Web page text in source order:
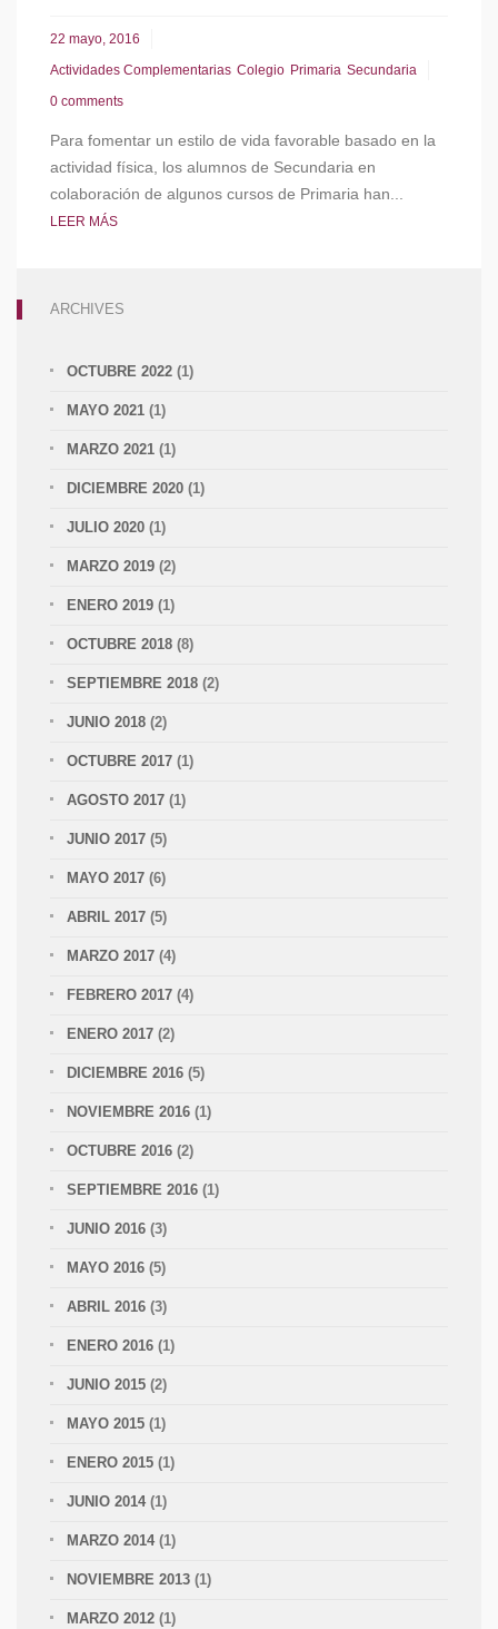
22 mayo, 2016
Actividades Complementarias Colegio Primaria Secundaria
0 comments
Para fomentar un estilo de vida favorable basado en la
actividad física, los alumnos de Secundaria en
colaboración de algunos cursos de Primaria han...
LEER MÁS
ARCHIVES
OCTUBRE 2022 (1)
MAYO 2021 (1)
MARZO 2021 (1)
DICIEMBRE 2020 (1)
JULIO 2020 (1)
MARZO 2019 (2)
ENERO 2019 (1)
OCTUBRE 2018 (8)
SEPTIEMBRE 2018 (2)
JUNIO 2018 (2)
OCTUBRE 2017 (1)
AGOSTO 2017 (1)
JUNIO 2017 (5)
MAYO 2017 (6)
ABRIL 2017 (5)
MARZO 2017 (4)
FEBRERO 2017 (4)
ENERO 2017 (2)
DICIEMBRE 2016 (5)
NOVIEMBRE 2016 (1)
OCTUBRE 2016 (2)
SEPTIEMBRE 2016 (1)
JUNIO 2016 (3)
MAYO 2016 (5)
ABRIL 2016 (3)
ENERO 2016 (1)
JUNIO 2015 (2)
MAYO 2015 (1)
ENERO 2015 (1)
JUNIO 2014 (1)
MARZO 2014 (1)
NOVIEMBRE 2013 (1)
MARZO 2012 (1)